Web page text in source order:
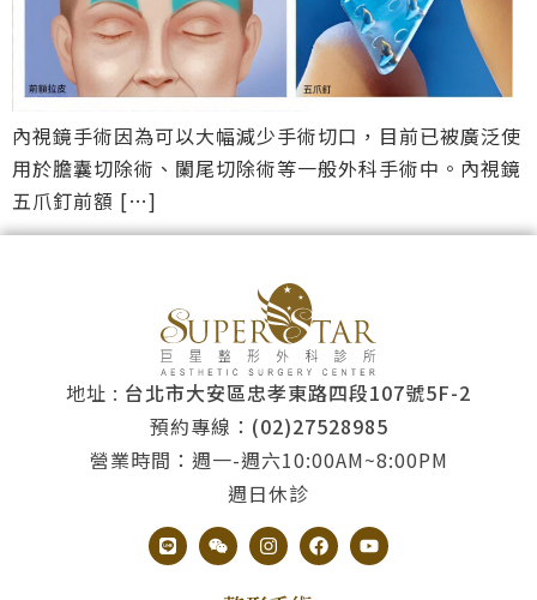
內視鏡手術因為可以大幅減少手術切口，目前已被廣泛使
用於膽囊切除術、闌尾切除術等一般外科手術中。內視鏡
五爪釘前額 […]
地址 : 台北市大安區忠孝東路四段107號5F-2
預約專線： (02)27528985
營業時間：週一-週六10:00AM~8:00PM
週日休診